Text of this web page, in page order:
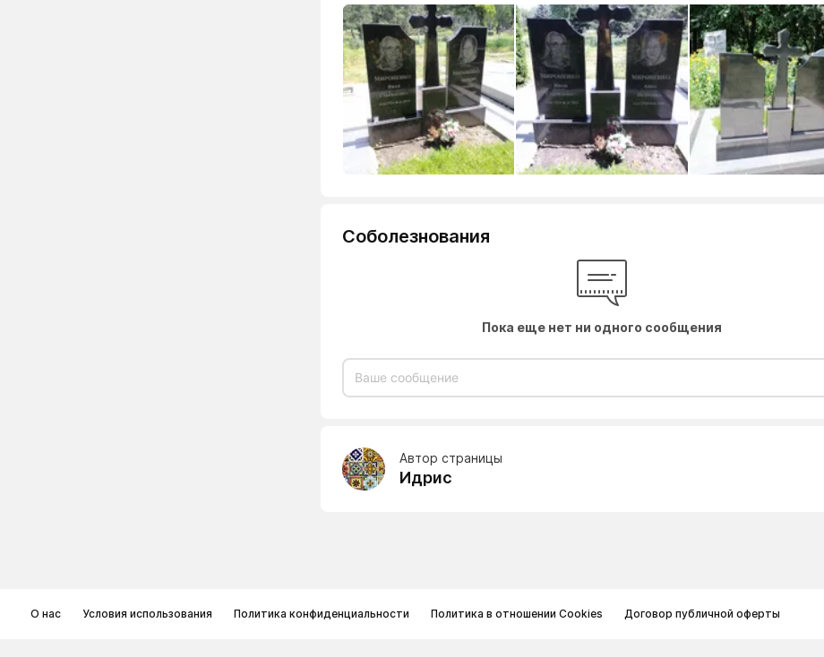
Соболезнования
Пока еще нет ни одного сообщения
Автор страницы
Идрис
О нас Условия использования Политика конфиденциальности Политика в отношении Cookies Договор публичной оферты